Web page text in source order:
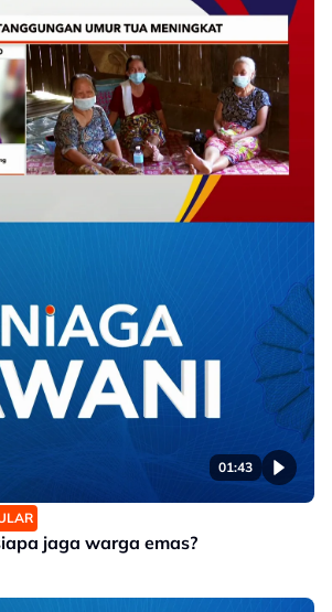
01:43
jaga warga emas?